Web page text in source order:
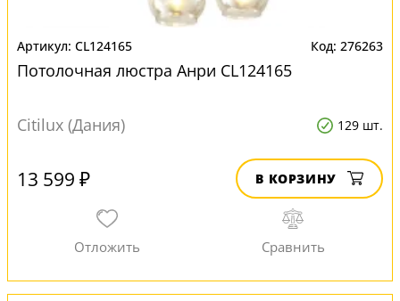
CL124165 276263
Потолочная люстра Анри CL124165
Citilux (Дания) 129 шт.
13 599 ₽ В КОРЗИНУ